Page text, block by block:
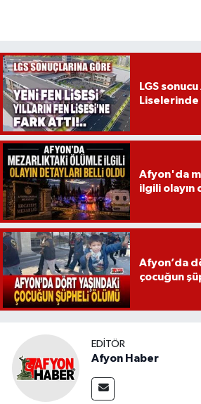
LGS
Afyon'da
ilgili olayın
Afyon’da
çocuğun
EDITÖR
Afyon Haber